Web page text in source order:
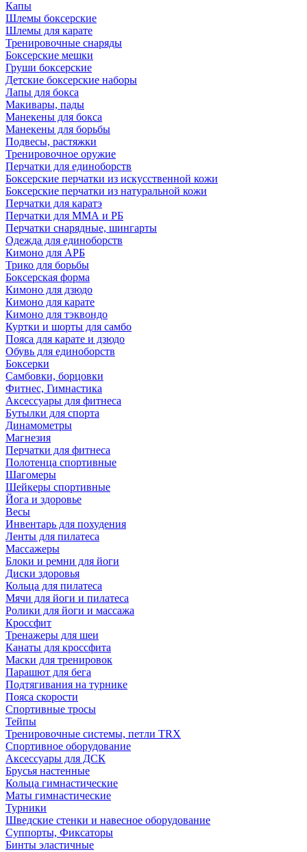
Капы
Шлемы боксерские
Шлемы для карате
Тренировочные снаряды
Боксерские мешки
Груши боксерские
Детские боксерские наборы
Лапы для бокса
Макивары, пады
Манекены для бокса
Манекены для борьбы
Подвесы, растяжки
Тренировочное оружие
Перчатки для единоборств
Боксерские перчатки из искусственной кожи
Боксерские перчатки из натуральной кожи
Перчатки для каратэ
Перчатки для ММА и РБ
Перчатки снарядные, шингарты
Одежда для единоборств
Кимоно для АРБ
Трико для борьбы
Боксерская форма
Кимоно для дзюдо
Кимоно для карате
Кимоно для тэквондо
Куртки и шорты для самбо
Пояса для карате и дзюдо
Обувь для единоборств
Боксерки
Самбовки, борцовки
Фитнес, Гимнастика
Аксессуары для фитнеса
Бутылки для спорта
Динамометры
Магнезия
Перчатки для фитнеса
Полотенца спортивные
Шагомеры
Шейкеры спортивные
Йога и здоровье
Весы
Инвентарь для похудения
Ленты для пилатеса
Массажеры
Блоки и ремни для йоги
Диски здоровья
Кольца для пилатеса
Мячи для йоги и пилатеса
Ролики для йоги и массажа
Кроссфит
Тренажеры для шеи
Канаты для кроссфита
Маски для тренировок
Парашют для бега
Подтягивания на турнике
Пояса скорости
Спортивные тросы
Тейпы
Тренировочные системы, петли TRX
Спортивное оборудование
Аксессуары для ДСК
Брусья настенные
Кольца гимнастические
Маты гимнастические
Турники
Шведские стенки и навесное оборудование
Суппорты, Фиксаторы
Бинты эластичные